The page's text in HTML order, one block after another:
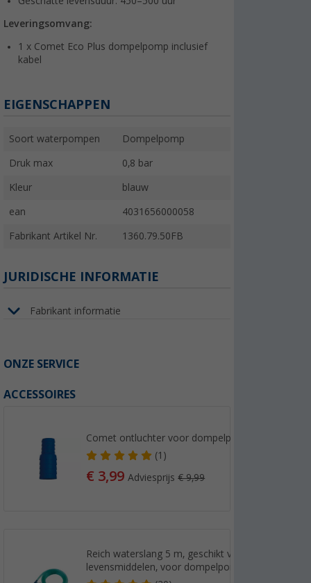
Leveringsomvang:
1 x Comet Eco Plus dompelpomp inclusief
kabel
EIGENSCHAPPEN
Soort waterpompen Dompelpomp
Druk max 0,8 bar
Kleur blauw
ean 4031656000058
Fabrikant Artikel Nr. 1360.79.50FB
JURIDISCHE INFORMATIE
Fabrikant informatie
ONZE SERVICE
ACCESSOIRES
Comet ontluchter voor dompelpompen
(1)
€ 3,99Adviesprijs€ 9,99
Reich waterslang 5 m, geschikt voor
levensmiddelen, voor dompelpompen